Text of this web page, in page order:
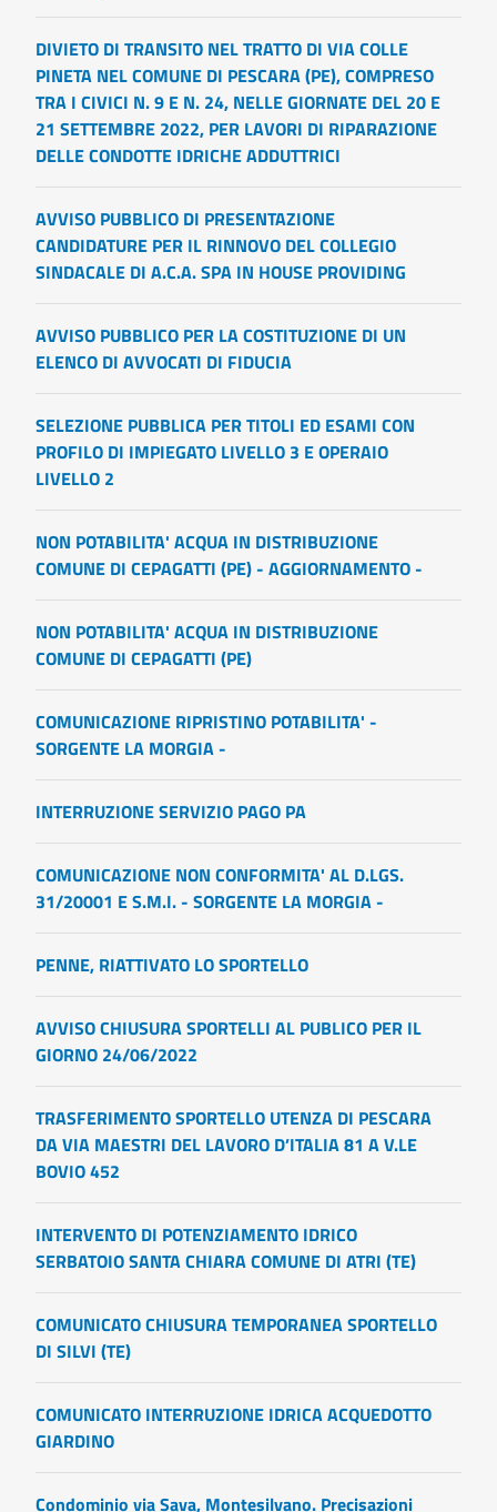
DIVIETO DI TRANSITO NEL TRATTO DI VIA COLLE
PINETA NEL COMUNE DI PESCARA (PE), COMPRESO
TRA I CIVICI N. 9 E N. 24, NELLE GIORNATE DEL 20 E
21 SETTEMBRE 2022, PER LAVORI DI RIPARAZIONE
DELLE CONDOTTE IDRICHE ADDUTTRICI
AVVISO PUBBLICO DI PRESENTAZIONE
CANDIDATURE PER IL RINNOVO DEL COLLEGIO
SINDACALE DI A.C.A. SPA IN HOUSE PROVIDING
AVVISO PUBBLICO PER LA COSTITUZIONE DI UN
ELENCO DI AVVOCATI DI FIDUCIA
SELEZIONE PUBBLICA PER TITOLI ED ESAMI CON
PROFILO DI IMPIEGATO LIVELLO 3 E OPERAIO
LIVELLO 2
NON POTABILITA' ACQUA IN DISTRIBUZIONE
COMUNE DI CEPAGATTI (PE) - AGGIORNAMENTO -
NON POTABILITA' ACQUA IN DISTRIBUZIONE
COMUNE DI CEPAGATTI (PE)
COMUNICAZIONE RIPRISTINO POTABILITA' -
SORGENTE LA MORGIA -
INTERRUZIONE SERVIZIO PAGO PA
COMUNICAZIONE NON CONFORMITA' AL D.LGS.
31/20001 E S.M.I. - SORGENTE LA MORGIA -
PENNE, RIATTIVATO LO SPORTELLO
AVVISO CHIUSURA SPORTELLI AL PUBLICO PER IL
GIORNO 24/06/2022
TRASFERIMENTO SPORTELLO UTENZA DI PESCARA
DA VIA MAESTRI DEL LAVORO D’ITALIA 81 A V.LE
BOVIO 452
INTERVENTO DI POTENZIAMENTO IDRICO
SERBATOIO SANTA CHIARA COMUNE DI ATRI (TE)
COMUNICATO CHIUSURA TEMPORANEA SPORTELLO
DI SILVI (TE)
COMUNICATO INTERRUZIONE IDRICA ACQUEDOTTO
GIARDINO
Condominio via Sava, Montesilvano. Precisazioni